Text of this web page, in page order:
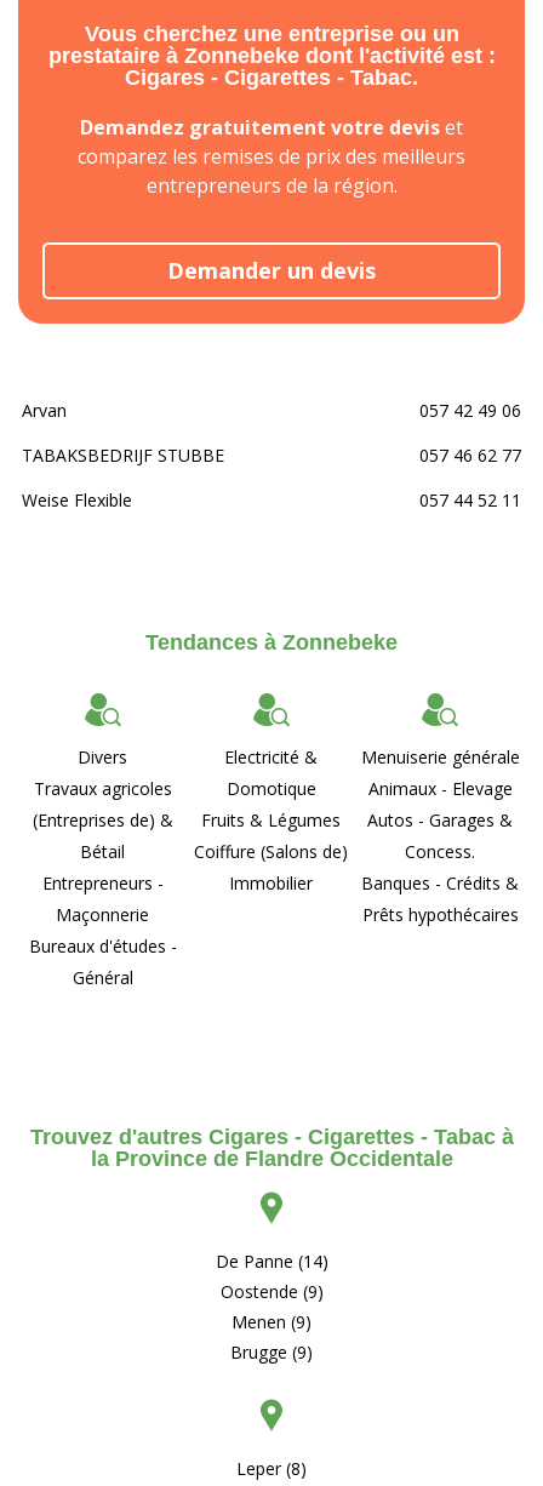
Vous cherchez une entreprise ou un
prestataire à Zonnebeke dont l'activité est :
Cigares - Cigarettes - Tabac.
Demandez gratuitement votre deviset
comparez les remises de prix des meilleurs
entrepreneurs de la région.
Demander un devis
Arvan
057 42 49 06
TABAKSBEDRIJF STUBBE
057 46 62 77
Weise Flexible
057 44 52 11
Tendances à Zonnebeke
Divers
Travaux agricoles
(Entreprises de) &
Bétail
Entrepreneurs -
Maçonnerie
Bureaux d'études -
Général
Electricité &
Domotique
Fruits & Légumes
Coiffure (Salons de)
Immobilier
Menuiserie générale
Animaux - Elevage
Autos - Garages &
Concess.
Banques - Crédits &
Prêts hypothécaires
Trouvez d'autres Cigares - Cigarettes - Tabac à
la Province de Flandre Occidentale
De Panne (14)
Oostende (9)
Menen (9)
Brugge (9)
Leper (8)